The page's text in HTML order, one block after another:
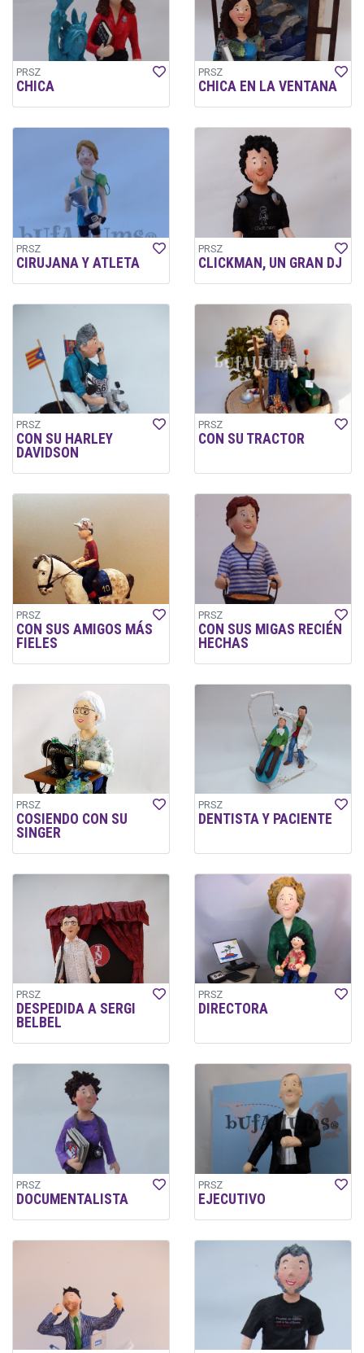
PRSZ
CHICA
PRSZ
CHICA EN LA VENTANA
PRSZ
CIRUJANA Y ATLETA
PRSZ
CLICKMAN, UN GRAN DJ
PRSZ
CON SU HARLEY
DAVIDSON
PRSZ
CON SU TRACTOR
PRSZ
CON SUS AMIGOS MÁS
FIELES
PRSZ
CON SUS MIGAS RECIÉN
HECHAS
PRSZ
COSIENDO CON SU
SINGER
PRSZ
DENTISTA Y PACIENTE
PRSZ
DESPEDIDA A SERGI
BELBEL
PRSZ
DIRECTORA
PRSZ
DOCUMENTALISTA
PRSZ
EJECUTIVO